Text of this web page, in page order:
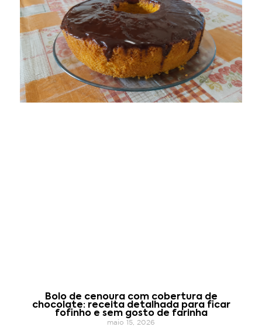
Bolo de cenoura com cobertura de
chocolate: receita detalhada para ficar
fofinho e sem gosto de farinha
maio 15, 2026